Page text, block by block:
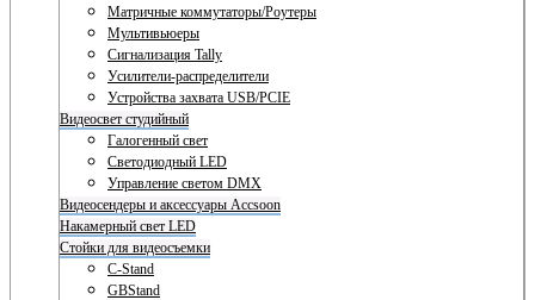
Матричные коммутаторы/Роутеры
Мультивьюеры
Сигнализация Tally
Усилители-распределители
Устройства захвата USB/PCIE
Видеосвет студийный
Галогенный свет
Светодиодный LED
Управление светом DMX
Видеосендеры и аксессуары Accsoon
Накамерный свет LED
Стойки для видеосъемки
C-Stand
GBStand